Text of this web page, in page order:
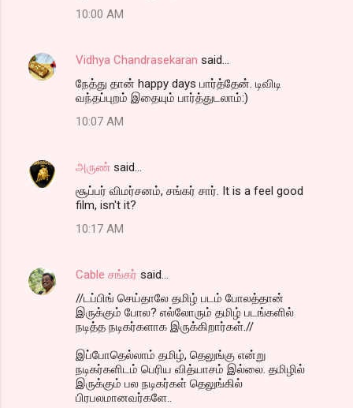
10:00 AM
Vidhya Chandrasekaran said…
நேத்து தான் happy days பார்த்தேன். டிவிடி
வந்தப்புறம் இதையும் பார்த்துடலாம்:)
10:07 AM
அருண் said…
சூப்பர் விமர்சனம், சங்கர் சார். It is a feel good
film, isn't it?
10:17 AM
Cable சங்கர் said…
//டப்பிங் செய்தாலே தமிழ் படம் போலத்தான்
இருக்கும் போல? எல்லோரும் தமிழ் படங்களில்
நடித்த நடிகர்களாக இருக்கிறார்கள்.//
இப்போதெல்லாம் தமிழ், தெலுங்கு என்று
நடிகர்களிடம் பெரிய வித்யாசம் இல்லை. தமிழில்
இருக்கும் பல நடிகர்கள் தெலுங்கில்
பிரபலமானவர்களே..